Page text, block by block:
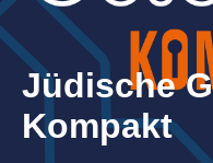
Jüdische
Kompakt